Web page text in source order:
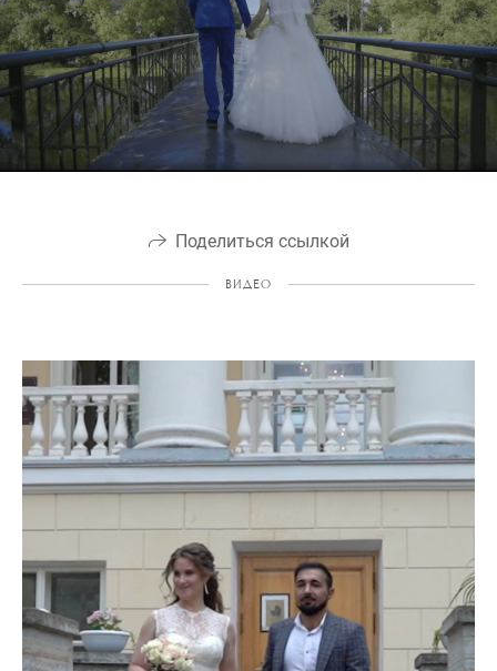
Поделиться ссылкой
ВИДЕО